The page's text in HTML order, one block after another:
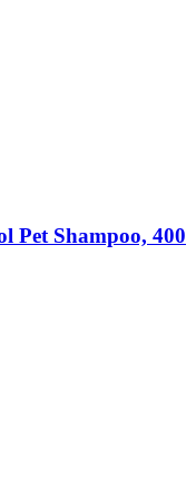
Pet Shampoo, 400